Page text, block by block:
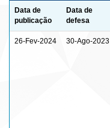
Data de
publicação
Data de
defesa
26-Fev-2024 30-Ago-2023